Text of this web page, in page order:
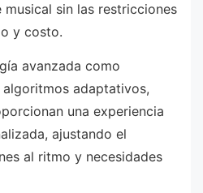
musical sin las restricciones
y costo.
avanzada como
adaptativos,
una experiencia
ajustando el
al ritmo y necesidades